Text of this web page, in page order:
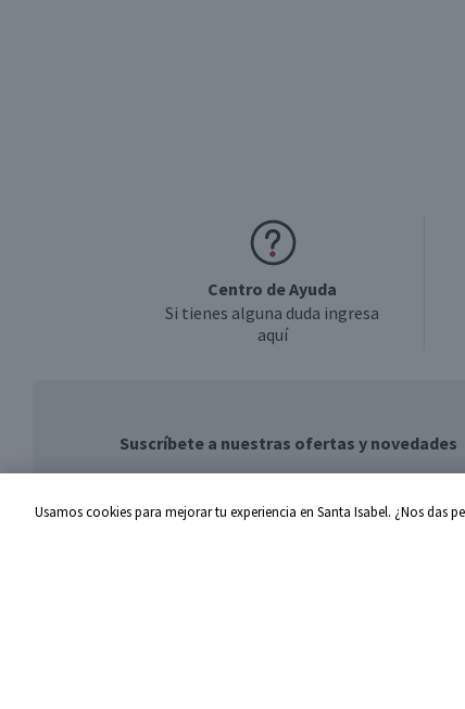
Centro de Ayuda
Si tienes alguna duda ingresa
aquí
Suscríbete a nuestras ofertas y novedades
Usamos cookies para mejorar tu experiencia en Santa Isabel. ¿Nos das